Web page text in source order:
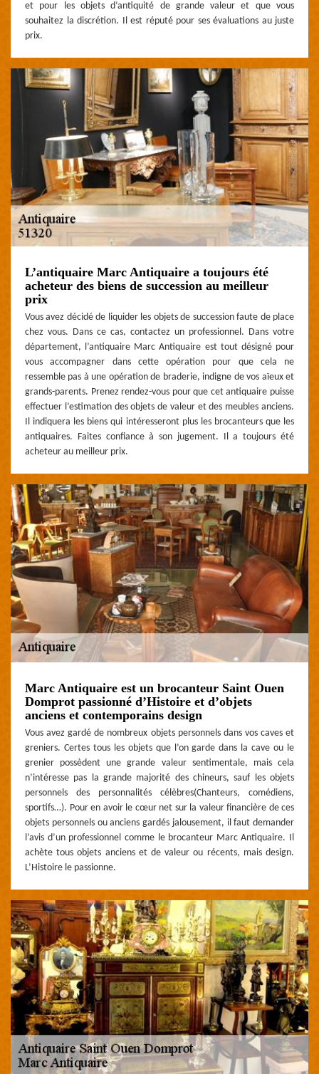
et pour les objets d’antiquité de grande valeur et que vous
souhaitez la discrétion. Il est réputé pour ses évaluations au juste
prix.
L’antiquaire Marc Antiquaire a toujours été
acheteur des biens de succession au meilleur
prix
Vous avez décidé de liquider les objets de succession faute de place
chez vous. Dans ce cas, contactez un professionnel. Dans votre
département, l’antiquaire Marc Antiquaire est tout désigné pour
vous accompagner dans cette opération pour que cela ne
ressemble pas à une opération de braderie, indigne de vos aïeux et
grands-parents. Prenez rendez-vous pour que cet antiquaire puisse
effectuer l’estimation des objets de valeur et des meubles anciens.
Il indiquera les biens qui intéresseront plus les brocanteurs que les
antiquaires. Faites confiance à son jugement. Il a toujours été
acheteur au meilleur prix.
Marc Antiquaire est un brocanteur Saint Ouen
Domprot passionné d’Histoire et d’objets
anciens et contemporains design
Vous avez gardé de nombreux objets personnels dans vos caves et
greniers. Certes tous les objets que l’on garde dans la cave ou le
grenier possèdent une grande valeur sentimentale, mais cela
n’intéresse pas la grande majorité des chineurs, sauf les objets
personnels des personnalités célèbres(Chanteurs, comédiens,
sportifs…). Pour en avoir le cœur net sur la valeur financière de ces
objets personnels ou anciens gardés jalousement, il faut demander
l’avis d’un professionnel comme le brocanteur Marc Antiquaire. Il
achète tous objets anciens et de valeur ou récents, mais design.
L’Histoire le passionne.